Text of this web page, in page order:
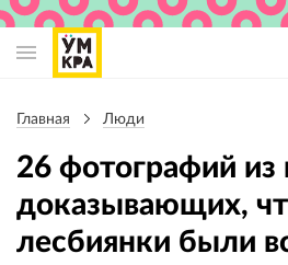
навигации
Главная Люди
26 фотографий из
доказывающих,
лесбиянки были